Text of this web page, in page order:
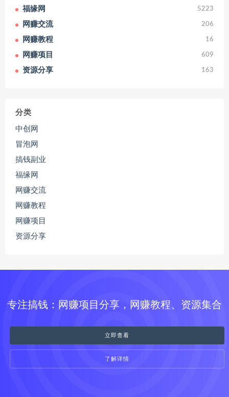
福缘网 5223
网赚交流 206
网赚教程 16
网赚项目 609
资源分享 163
分类
中创网
冒泡网
搞钱副业
福缘网
网赚交流
网赚教程
网赚项目
资源分享
专注搞钱：网赚项目分享，网赚教程、资源集合
立即查看
了解详情